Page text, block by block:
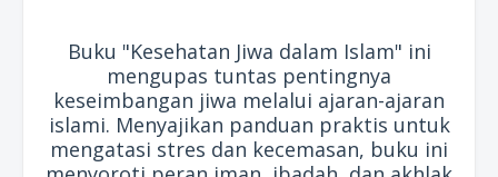
Buku "Kesehatan Jiwa dalam Islam" ini
mengupas tuntas pentingnya
keseimbangan jiwa melalui ajaran-ajaran
islami. Menyajikan panduan praktis untuk
mengatasi stres dan kecemasan, buku ini